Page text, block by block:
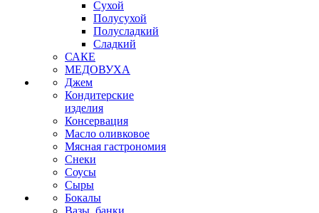
Сухой
Полусухой
Полусладкий
Сладкий
САКЕ
МЕДОВУХА
Джем
Кондитерские
изделия
Консервация
Масло оливковое
Мясная гастрономия
Снеки
Соусы
Сыры
Бокалы
Вазы, банки